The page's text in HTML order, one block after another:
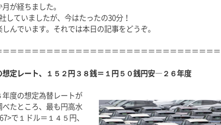
が経ちました。
していましたが、今はたったの30分！
んでいます。それでは本日の記事をどうぞ。
＝＝＝＝＝＝＝＝＝＝＝＝＝＝＝＝＝＝＝＝＝＝＝＝＝＝＝＝
想定レート、１５２円３８銭＝１円５０銭円安―２６年度
度の想定為替レートが
たところ、最も円高水
で１ドル＝１４５円、